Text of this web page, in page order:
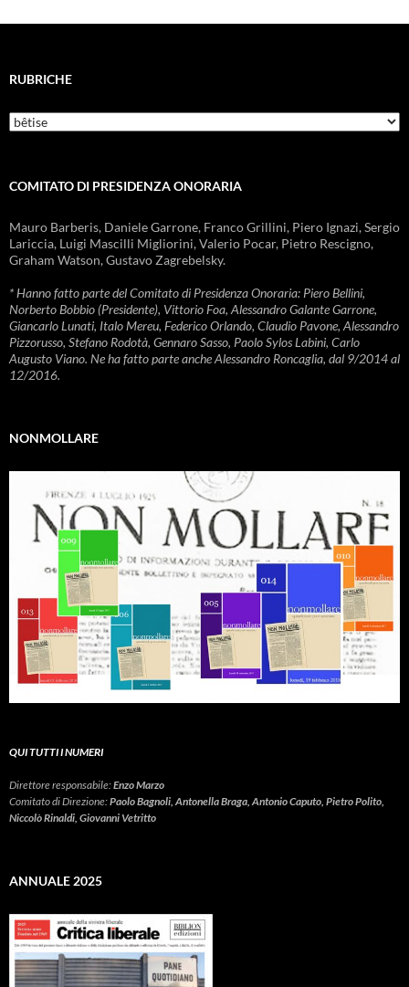
RUBRICHE
Rubriche
COMITATO DI PRESIDENZA ONORARIA
Mauro Barberis, Daniele Garrone, Franco Grillini, Piero Ignazi, Sergio
Lariccia, Luigi Mascilli Migliorini, Valerio Pocar, Pietro Rescigno,
Graham Watson, Gustavo Zagrebelsky.
* Hanno fatto parte del Comitato di Presidenza Onoraria: Piero Bellini,
Norberto Bobbio (Presidente), Vittorio Foa, Alessandro Galante Garrone,
Giancarlo Lunati, Italo Mereu, Federico Orlando, Claudio Pavone, Alessandro
Pizzorusso, Stefano Rodotà, Gennaro Sasso, Paolo Sylos Labini, Carlo
Augusto Viano. Ne ha fatto parte anche Alessandro Roncaglia, dal 9/2014 al
12/2016.
NONMOLLARE
QUI TUTTI I NUMERI
Direttore responsabile:Enzo Marzo
Comitato di Direzione:Paolo Bagnoli, Antonella Braga, Antonio Caputo, Pietro Polito,
Niccolò Rinaldi, Giovanni Vetritto
ANNUALE 2025